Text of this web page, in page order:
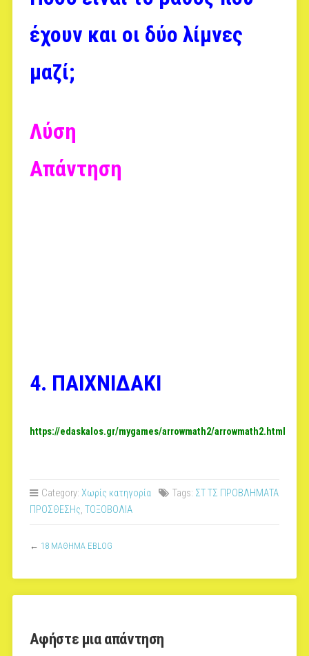
έχουν και οι δύο λίμνες
μαζί;
Λύση
Απάντηση
4. ΠΑΙΧΝΙΔΑΚΙ
https://edaskalos.gr/mygames/arrowmath2/arrowmath2.html
Category: Χωρίς κατηγορία Tags: ΣΤ ΤΣ ΠΡΟΒΛΗΜΑΤΑ
ΠΡΟΣΘΕΣΗς, ΤΟΞΟΒΟΛΙΑ
← 18 ΜΑΘΗΜΑ EBLOG
Αφήστε μια απάντηση